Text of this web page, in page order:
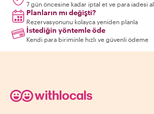
7 gün öncesine kadar iptal et ve para iadesi al
Planların mı değişti?
Rezervasyonunu kolayca yeniden planla
İstediğin yöntemle öde
Kendi para biriminle hızlı ve güvenli ödeme